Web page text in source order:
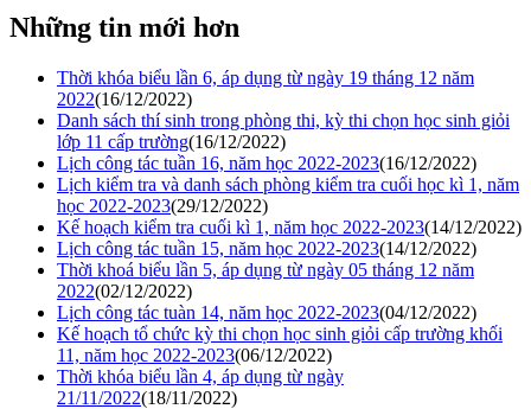
Những tin mới hơn
Thời khóa biểu lần 6, áp dụng từ ngày 19 tháng 12 năm
2022(16/12/2022)
Danh sách thí sinh trong phòng thi, kỳ thi chọn học sinh giỏi
lớp 11 cấp trường(16/12/2022)
Lịch công tác tuần 16, năm học 2022-2023(16/12/2022)
Lịch kiểm tra và danh sách phòng kiểm tra cuối học kì 1, năm
học 2022-2023(29/12/2022)
Kế hoạch kiểm tra cuối kì 1, năm học 2022-2023(14/12/2022)
Lịch công tác tuần 15, năm học 2022-2023(14/12/2022)
Thời khoá biểu lần 5, áp dụng từ ngày 05 tháng 12 năm
2022(02/12/2022)
Lịch công tác tuàn 14, năm học 2022-2023(04/12/2022)
Kế hoạch tổ chức kỳ thi chọn học sinh giỏi cấp trường khối
11, năm học 2022-2023(06/12/2022)
Thời khóa biểu lần 4, áp dụng từ ngày
21/11/2022(18/11/2022)